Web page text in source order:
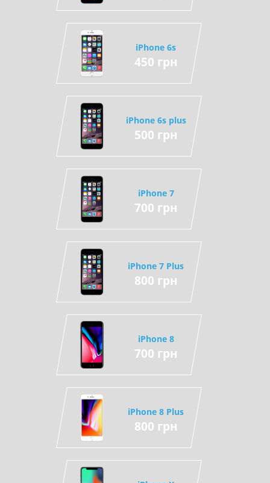
iPhone 6s
450 грн
iPhone 6s plus
500 грн
iPhone 7
700 грн
iPhone 7 Plus
800 грн
iPhone 8
700 грн
iPhone 8 Plus
800 грн